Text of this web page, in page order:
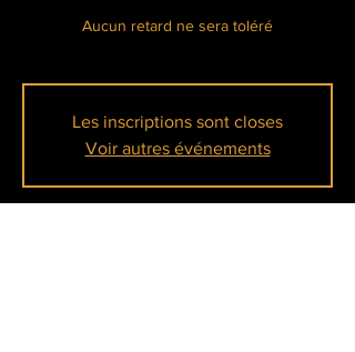
Aucun retard ne sera toléré
Les inscriptions sont closes
Voir autres événements